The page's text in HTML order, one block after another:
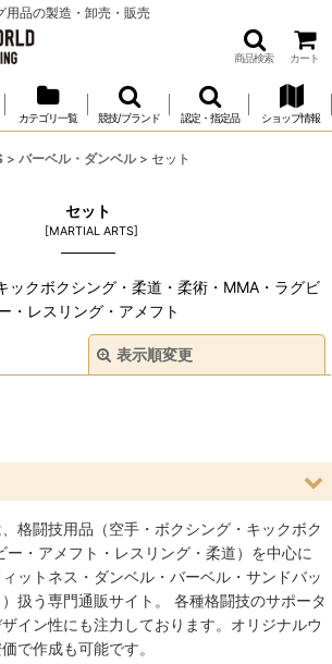
用品の製造・卸売・販売
商品検索 カート
カテゴリ一覧 競技/ブランド 認定・指定品 ショップ情報
> バーベル・ダンベル > セット
セット
[MARTIAL ARTS]
ックボクシング・柔道・柔術・MMA・ラグビ
・レスリング・アメフト
表示順変更
絞り込む
全商品)
格闘技用品（空手・ボクシング・キックボク
ー・アメフト・レスリング・柔道）を中心に
ットネス・ダンベル・バーベル・サンドバッ
扱う専門通販サイト。 各種格闘技のサポータ
イン性にも注力しております。オリジナルウ
で作成も可能です。